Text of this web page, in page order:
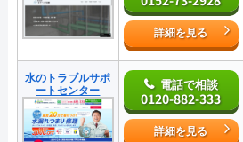
詳細を見る
水のトラブルサポ
ートセンター
電話で相談
0120-882-333
詳細を見る